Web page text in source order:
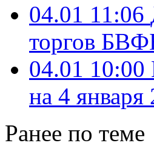
04.01 11:06
торгов
04.01 10:00
на 4 января
Ранее по теме